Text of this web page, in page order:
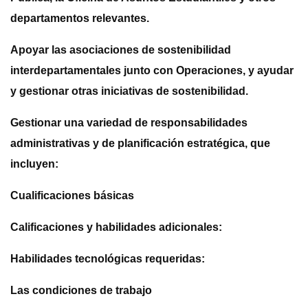
departamentos relevantes.
Apoyar las asociaciones de sostenibilidad
interdepartamentales junto con Operaciones, y ayudar
y gestionar otras iniciativas de sostenibilidad.
Gestionar una variedad de responsabilidades
administrativas y de planificación estratégica, que
incluyen:
Cualificaciones básicas
Calificaciones y habilidades adicionales:
Habilidades tecnológicas requeridas:
Las condiciones de trabajo